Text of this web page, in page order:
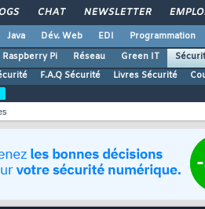
CHAT NEWSLETTER
Java Dév. Web EDI Programmation
Raspberry Pi Réseau Green IT
F.A.Q Sécurité Livres Sécurité